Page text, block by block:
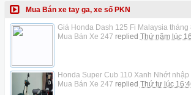
Mua Bán xe tay ga, xe số PKN
Giá Honda Dash 125 Fi Malaysia tháng
Mua Bán Xe 247 replied Thứ năm lúc
Honda Super Cub 110 Xanh Nhớt nhập
Mua Bán Xe 247 replied Thứ tư lúc